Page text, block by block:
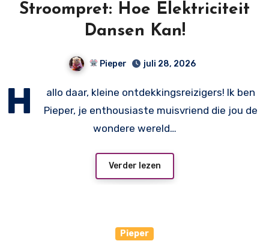
Stroompret: Hoe Elektriciteit
Dansen Kan!
Pieper juli 28, 2026
H
allo daar, kleine ontdekkingsreizigers! Ik ben
Pieper, je enthousiaste muisvriend die jou de
wondere wereld…
Verder lezen
Pieper